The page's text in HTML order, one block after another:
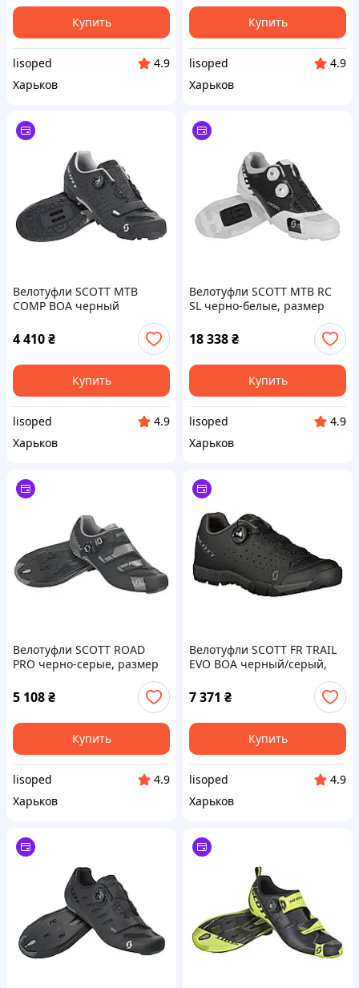
Купить
lisoped
4.9
Харьков
Купить
lisoped
4.9
Харьков
Велотуфли SCOTT MTB
COMP BOA черный
матовый/ серый, размер 41
4 410₴
Купить
lisoped
4.9
Харьков
Велотуфли SCOTT MTB RC
SL черно-белые, размер
18 338₴
Купить
lisoped
4.9
Харьков
Велотуфли SCOTT ROAD
PRO черно-серые, размер
5 108₴
Купить
lisoped
4.9
Харьков
Велотуфли SCOTT FR TRAIL
EVO BOA черный/серый,
7 371 ₴
Купить
lisoped
4.9
Харьков